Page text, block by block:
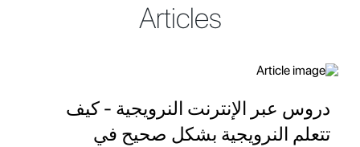
Articles
دروس عبر الإنترنت النرويجية - كيف
تتعلم النرويجية بشكل صحيح في